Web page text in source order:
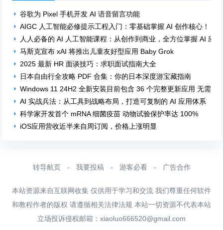
谷歌为 Pixel 手机开发 AI 语音留言功能
AIGC 人工智能必修提示工程入门：零基础掌握 AI 创作核心！
人人必备的 AI 人工智能课程：从创作到商业，全方位掌握 AI 应
马斯克宣布 xAI 将推出儿童友好型应用 Baby Grok
2025 最新 HR 面谈技巧：求职面试指南大全
日本自由行全攻略 PDF 合集：你的日本深度游宝藏指南
Windows 11 24H2 全新安装目前包含 36 个完整更新应用 无需再
AI 实战兵法：从工具到战略布局，打造可复制的 AI 应用体系
科学家开发首个 mRNA 细菌疫苗 动物试验保护率达 100%
iOS应用营收近半来自周订阅，价格上涨明显
转导航页 - 我要投稿 - 游客必看 - 广告合作
本站资源来自互联网收集 仅供用于学习和交流 我们尊重任何软件
和教程作者的版权 请遵循相关法律法规 本站一切资源不代表本站
立场投诉侵权邮箱： xiaoluo666520@gmail.com